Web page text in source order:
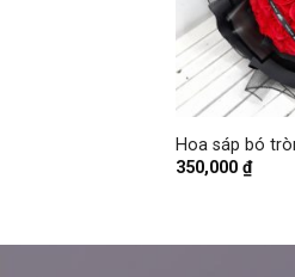
Hoa sáp bó
350,000 ₫